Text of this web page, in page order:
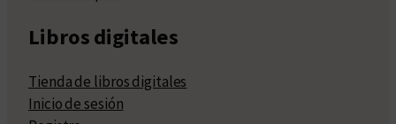
Libros digitales
Tienda de libros digitales
Inicio de sesión